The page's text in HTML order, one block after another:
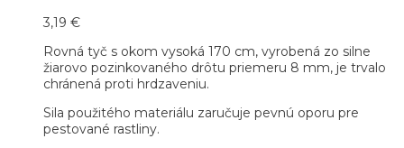
3,19 €
Rovná tyč s okom vysoká 170 cm, vyrobená zo silne
žiarovo pozinkovaného drôtu priemeru 8 mm, je trvalo
chránená proti hrdzaveniu.
Sila použitého materiálu zaručuje pevnú oporu pre
pestované rastliny.